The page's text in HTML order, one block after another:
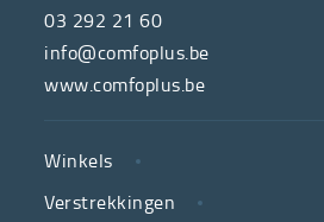
de
hulpmiddelenwinkel
van
neutrale
ziekenfondsen,
03 292 21 60
info@comfoplus.be
www.comfoplus.be
LINKS
Winkels
Verstrekkingen